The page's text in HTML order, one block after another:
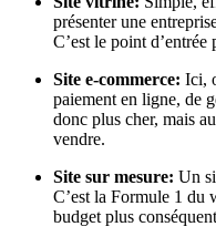
présenter une
C’est le point
Site e-commerce: Ici,
paiement en ligne, de
donc plus cher, mais
vendre.
Site sur mesure: Un
C’est la Formule 1 du
budget plus